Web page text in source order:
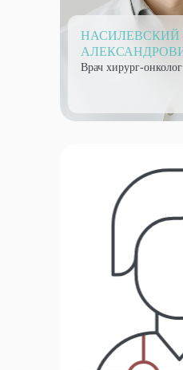
НАСИЛЕВСКИЙ
Врач хирург-онколог